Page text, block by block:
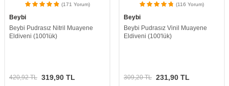
(171 Yorum)
Beybi
Beybi Pudrasız Nitril Muayene
Eldiveni (100'lük)
420,92TL 319,90 TL
(116 Yorum)
Beybi
Beybi Pudrasız Vinil Muayene
Eldiveni (100'lük)
309,20TL 231,90 TL